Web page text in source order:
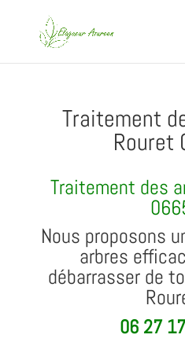
Traitement
Rouret
Traitement des
Nous proposons
arbres
débarrasser de
06 27